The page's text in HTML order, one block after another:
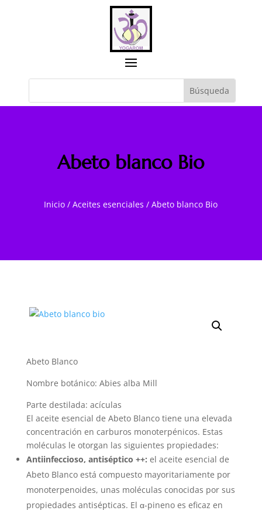
Abeto blanco Bio
Inicio /Aceites esenciales /Abeto blanco Bio
Abeto Blanco
Nombre botánico: Abies alba Mill
Parte destilada: acículas
El aceite esencial de Abeto Blanco tiene una elevada
concentración en carburos monoterpénicos. Estas
moléculas le otorgan las siguientes propiedades:
Antiinfeccioso, antiséptico ++: el aceite esencial de
Abeto Blanco está compuesto mayoritariamente por
monoterpenoides, unas moléculas conocidas por sus
propiedades antisépticas. El α-pineno es eficaz en